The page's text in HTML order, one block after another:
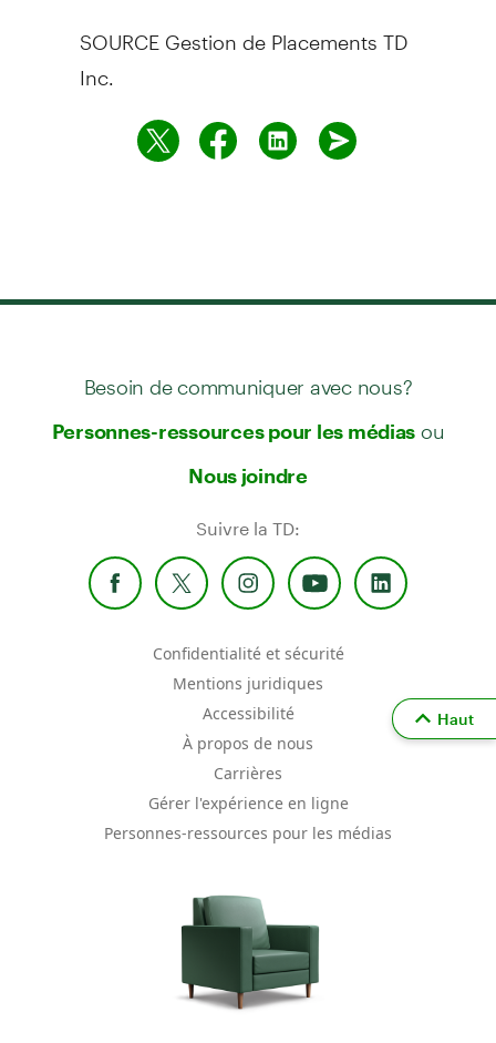
SOURCE Gestion de Placements TD
Inc.
Besoin de communiquer avec nous?
Personnes-ressources pour les médias ou
Nous joindre
Suivre la TD:
Confidentialité et sécurité
Mentions juridiques
Accessibilité
À propos de nous
Carrières
Gérer l'expérience en ligne
Personnes-ressources pour les médias
Haut